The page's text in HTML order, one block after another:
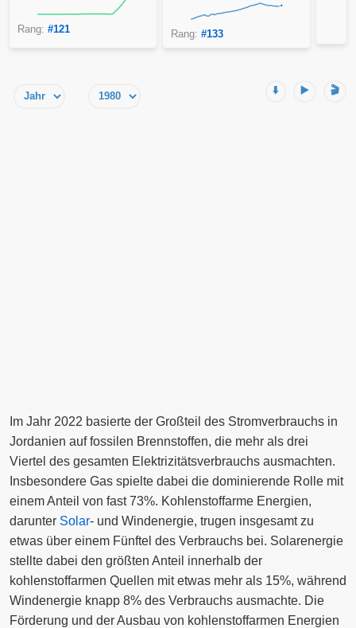
Rang: #121 Rang: #133
⬇️ ▶️ 🎬
Im Jahr 2022 basierte der Großteil des Stromverbrauchs in
Jordanien auf fossilen Brennstoffen, die mehr als drei
Viertel des gesamten Elektrizitätsverbrauchs ausmachten.
Insbesondere Gas spielte dabei die dominierende Rolle mit
einem Anteil von fast 73%. Kohlenstoffarme Energien,
darunter Solar- und Windenergie, trugen insgesamt zu
etwas über einem Fünftel des Verbrauchs bei. Solarenergie
stellte dabei den größten Anteil innerhalb der
kohlenstoffarmen Quellen mit etwas mehr als 15%, während
Windenergie knapp 8% des Verbrauchs ausmachte. Die
Förderung und der Ausbau von kohlenstoffarmen Energien